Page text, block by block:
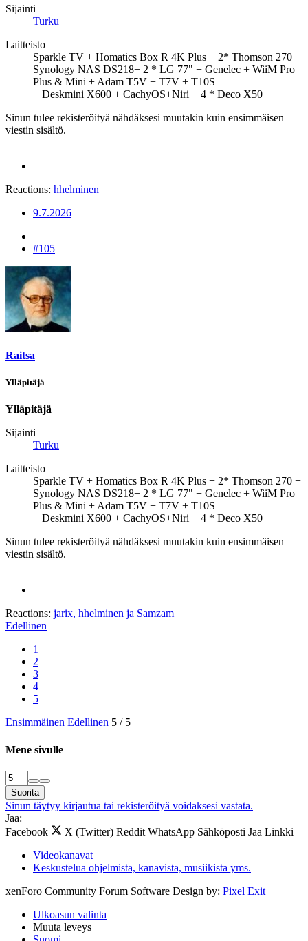
Sijainti
Turku
Laitteisto
Sparkle TV + Homatics Box R 4K Plus + 2* Thomson 270 +
Synology NAS DS218+ 2 * LG 77" + Genelec + WiiM Pro
Plus & Mini + Adam T5V + T7V + T10S
+ Deskmini X600 + CachyOS+Niri + 4 * Deco X50
Sinun tulee rekisteröityä nähdäksesi muutakin kuin ensimmäisen
viestin sisältö.
Reactions: hhelminen
9.7.2026
#105
Raitsa
Ylläpitäjä
Ylläpitäjä
Sijainti
Turku
Laitteisto
Sparkle TV + Homatics Box R 4K Plus + 2* Thomson 270 +
Synology NAS DS218+ 2 * LG 77" + Genelec + WiiM Pro
Plus & Mini + Adam T5V + T7V + T10S
+ Deskmini X600 + CachyOS+Niri + 4 * Deco X50
Sinun tulee rekisteröityä nähdäksesi muutakin kuin ensimmäisen
viestin sisältö.
Reactions: jarix, hhelminen ja Samzam
Edellinen
1
2
3
4
5
Ensimmäinen Edellinen 5 / 5
Mene sivulle
Suorita
Sinun täytyy kirjautua tai rekisteröityä voidaksesi vastata.
Jaa:
Facebook
X (Twitter) Reddit WhatsApp Sähköposti Jaa Linkki
Videokanavat
Keskustelua ohjelmista, kanavista, musiikista yms.
xenForo Community Forum Software Design by: Pixel Exit
Ulkoasun valinta
Muuta leveys